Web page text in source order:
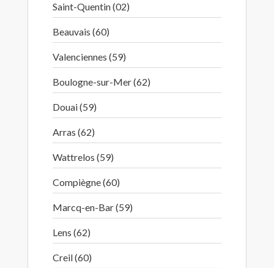
Saint-Quentin (02)
Beauvais (60)
Valenciennes (59)
Boulogne-sur-Mer (62)
Douai (59)
Arras (62)
Wattrelos (59)
Compiègne (60)
Marcq-en-Bar (59)
Lens (62)
Creil (60)